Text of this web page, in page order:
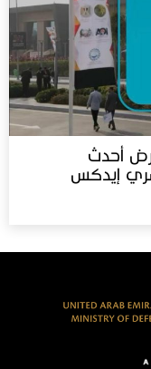
أحدث
إيدكس‬⁩